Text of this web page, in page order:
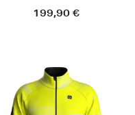
199,90 €